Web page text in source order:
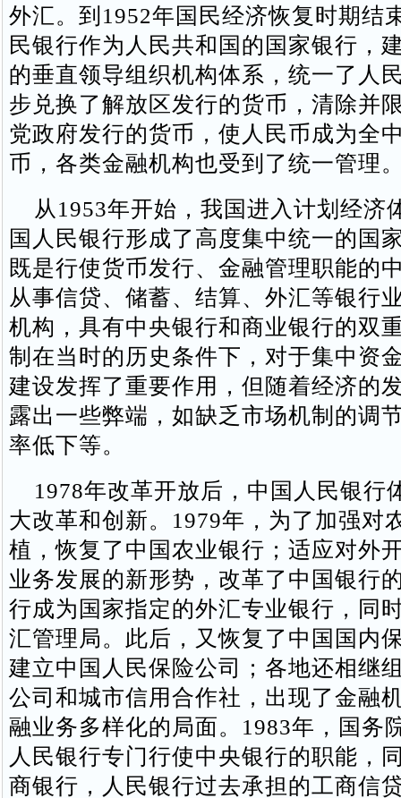
外汇。到1952年国民经济恢复时期结
民银行作为人民共和国的国家银行，
的垂直领导组织机构体系，统一了人
步兑换了解放区发行的货币，清除并
党政府发行的货币，使人民币成为全
币，各类金融机构也受到了统一管理
从1953年开始，我国进入计划经济
国人民银行形成了高度集中统一的国
既是行使货币发行、金融管理职能的
从事信贷、储蓄、结算、外汇等银行
机构，具有中央银行和商业银行的双
制在当时的历史条件下，对于集中资
建设发挥了重要作用，但随着经济的
露出一些弊端，如缺乏市场机制的调
率低下等。
1978年改革开放后，中国人民银行
大改革和创新。1979年，为了加强对
植，恢复了中国农业银行；适应对外
业务发展的新形势，改革了中国银行
行成为国家指定的外汇专业银行，同
汇管理局。此后，又恢复了中国国内
建立中国人民保险公司；各地还相继
公司和城市信用合作社，出现了金融
融业务多样化的局面。1983年，国务
人民银行专门行使中央银行的职能，
商银行，人民银行过去承担的工商信